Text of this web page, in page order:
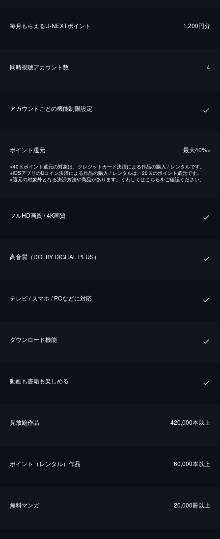
毎⽉もらえるU-NEXTポイント 1,200円分
同時視聴アカウント数 4
アカウントごとの機能制限設定
ポイント還元 最⼤40%※
※40％ポイント還元の対象は、クレジットカード決済による作品の購入 / レンタルです。
※iOSアプリのUコイン決済による作品の購入 / レンタルは、20％のポイント還元です。
※還元の対象外となる決済方法や商品があります。くわしくは こちらをご確認ください。
フルHD画質 / 4K画質
⾼⾳質（DOLBY DIGITAL PLUS）
テレビ / スマホ / PCなどに対応
ダウンロード機能
動画も書籍も楽しめる
⾒放題作品 420,000本以上
ポイント（レンタル）作品 60,000本以上
無料マンガ 20,000冊以上